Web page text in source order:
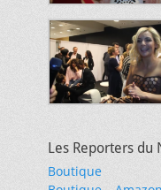
Les Reporters du
Boutique